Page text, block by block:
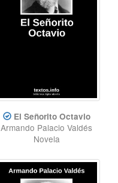
El Señorito Octavio
Armando Palacio Valdés
Novela